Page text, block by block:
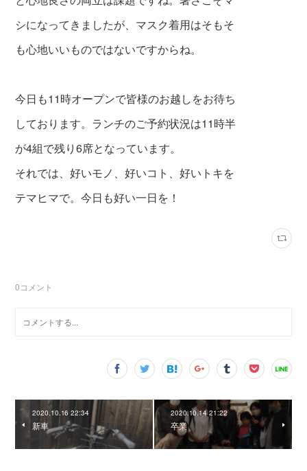
シになってきましたが、マスク着用はそもそ
も心地いいものではないですからね。
今日も11時オープンで皆様のお越しをお待ち
しております。ランチのご予約状況は11時半
が4組で残り6席となっています。
それでは、好いモノ、好いコト、好いトキを
テマヒマで。今日も好い一日を！
0コメント
2020.10.16 22:34
新車
2020.10.14 21:22
卒業